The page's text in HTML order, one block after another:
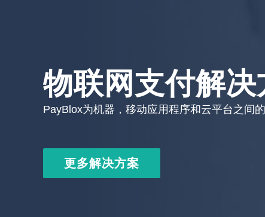
物联网支付解决
PayBlox为机器，移动应用程序和云平台之间
更多解决方案